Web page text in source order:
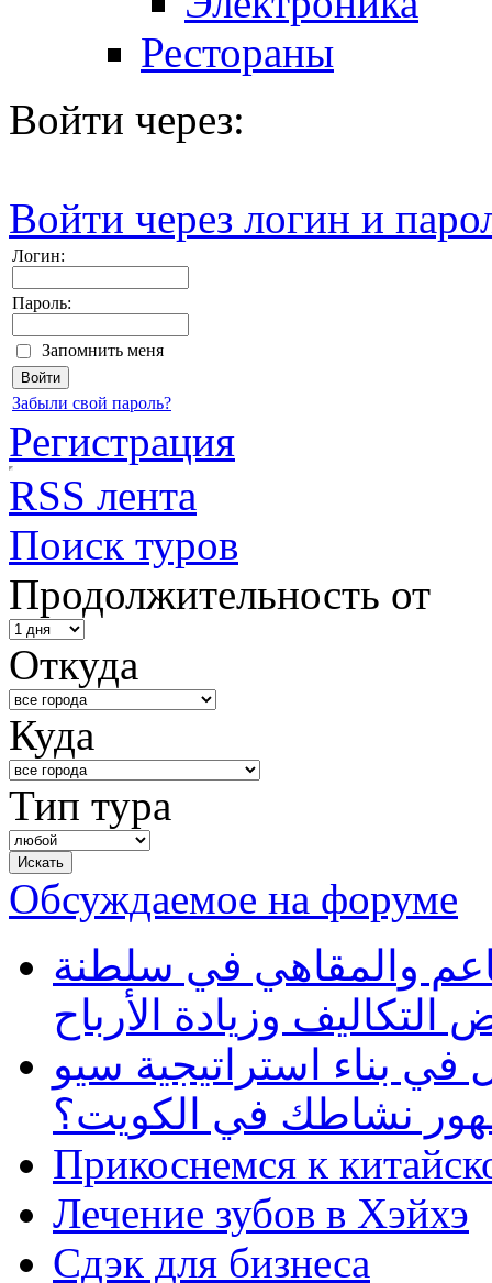
Рестораны
Войти через:
Войти через логин и
Логин:
Пароль:
Запомнить меня
Забыли свой пароль?
Регистрация
RSS лента
Поиск туров
Продолжительность от
Откуда
Куда
Тип тура
Обсуждаемое на форуме
والمقاهي في سلطنة
وزيادة الأرباح
بناء استراتيجية سيو
نشاطك في الكويت؟
Прикоснемся к
Лечение зубов в Хэйхэ
Сдэк для бизнеса